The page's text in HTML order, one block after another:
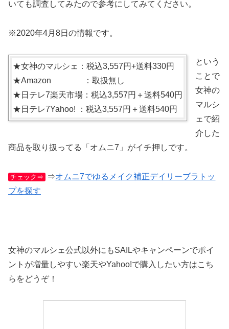
いても調査してみたので参考にしてみてください。
※2020年4月8日の情報です。
★女神のマルシェ：税込3,557円+送料330円
★Amazon ：取扱無し
★日テレ7楽天市場：税込3,557円＋送料540円
★日テレ7Yahoo! ：税込3,557円＋送料540円
という
ことで
女神の
マルシ
ェで紹
介した
商品を取り扱ってる「オムニ7」がイチ押しです。
チェック⇒ ⇒オムニ7でゆるメイク補正デイリーブラトッ
プを探す
女神のマルシェ公式以外にもSAILやキャンペーンでポイ
ントが増量しやすい楽天やYahoo!で購入したい方はこち
らをどうぞ！